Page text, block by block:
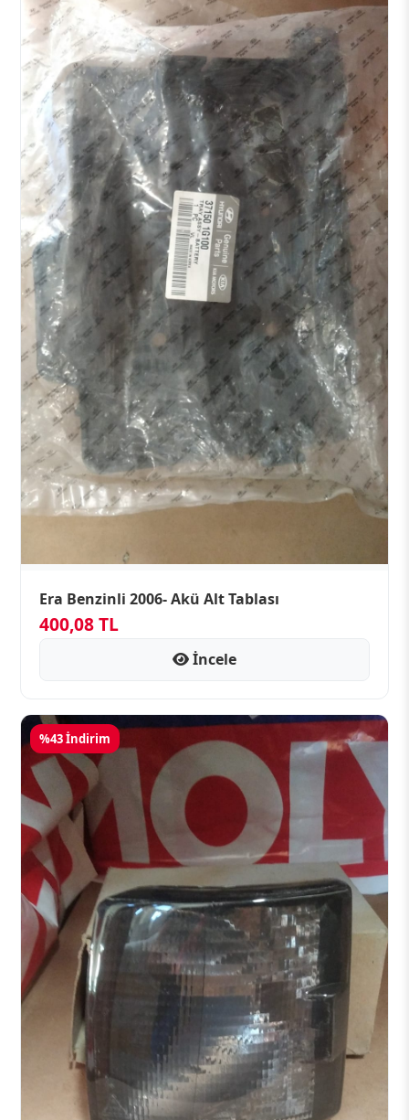
Era Benzinli 2006- Akü Alt Tablası
400,08 TL
İncele
%43 İndirim